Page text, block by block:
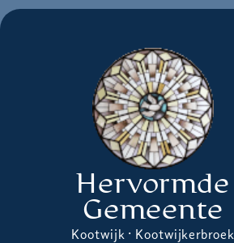
Hervormde
Gemeente
Kootwijk · Kootwijkerbroek